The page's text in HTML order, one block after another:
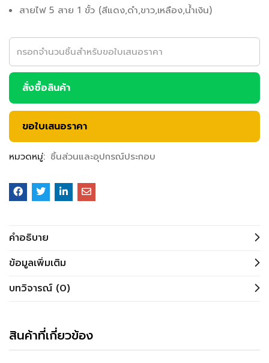
สายไฟ 5 สาย 1 ขั้ว (สีแดง,ดำ,ขาว,เหลือง,น้ำเงิน)
สั่งซื้อสินค้า
ขอใบเสนอราคา
หมวดหมู่: ชิ้นส่วนและอุปกรณ์ประกอบ
คำอธิบาย
ข้อมูลเพิ่มเติม
บทวิจารณ์ (0)
สินค้าที่เกี่ยวข้อง